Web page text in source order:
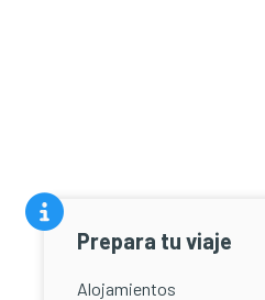
Prepara tu viaje
Alojamientos